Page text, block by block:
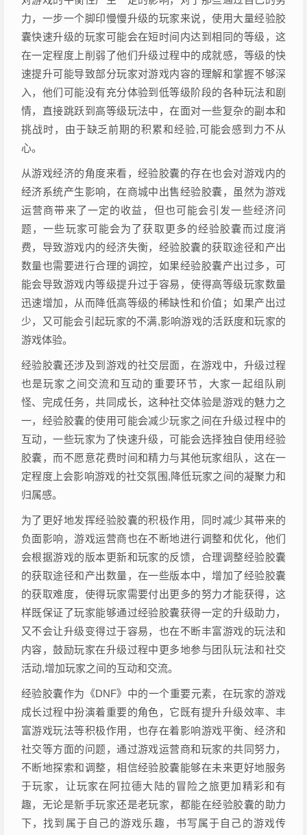
力，一步一个脚印慢慢升级的玩家来说，使用大量经验胶
囊快速升级的玩家可能会在短时间内达到相同的等级，这
在一定程度上削弱了他们升级过程中的成就感，等级的快
速提升可能导致部分玩家对游戏内容的理解和掌握不够深
入，他们可能没有充分体验到低等级阶段的各种玩法和剧
情，直接跳跃到高等级玩法中，在面对一些复杂的副本和
挑战时，由于缺乏前期的积累和经验,可能会感到力不从
心。
从游戏经济的角度来看，经验胶囊的存在也会对游戏内的
经济系统产生影响，在商城中出售经验胶囊，虽然为游戏
运营商带来了一定的收益，但也可能会引发一些经济问
题，一些玩家可能会为了获取更多的经验胶囊而过度消
费，导致游戏内的经济失衡，经验胶囊的获取途径和产出
数量也需要进行合理的调控，如果经验胶囊产出过多，可
能会导致游戏内等级提升过于容易，使得高等级玩家数量
迅速增加，从而降低高等级的稀缺性和价值；如果产出过
少，又可能会引起玩家的不满,影响游戏的活跃度和玩家的
游戏体验。
经验胶囊还涉及到游戏的社交层面，在游戏中，升级过程
也是玩家之间交流和互动的重要环节，大家一起组队刷
怪、完成任务，共同成长，这种社交体验是游戏的魅力之
一，经验胶囊的使用可能会减少玩家之间在升级过程中的
互动，一些玩家为了快速升级，可能会选择独自使用经验
胶囊，而不愿意花费时间和精力与其他玩家组队，这在一
定程度上会影响游戏的社交氛围,降低玩家之间的凝聚力和
归属感。
为了更好地发挥经验胶囊的积极作用，同时减少其带来的
负面影响，游戏运营商也在不断地进行调整和优化，他们
会根据游戏的版本更新和玩家的反馈，合理调整经验胶囊
的获取途径和产出数量，在一些版本中，增加了经验胶囊
的获取难度，使得玩家需要付出更多的努力才能获得，这
样既保证了玩家能够通过经验胶囊获得一定的升级助力，
又不会让升级变得过于容易，也在不断丰富游戏的玩法和
内容，鼓励玩家在升级过程中更多地参与团队玩法和社交
活动,增加玩家之间的互动和交流。
经验胶囊作为《DNF》中的一个重要元素，在玩家的游戏
成长过程中扮演着重要的角色，它既有提升升级效率、丰
富游戏玩法等积极作用，也存在着影响游戏平衡、经济和
社交等方面的问题，通过游戏运营商和玩家的共同努力，
不断地探索和调整，相信经验胶囊能够在未来更好地服务
于玩家，让玩家在阿拉德大陆的冒险之旅更加精彩和有
趣，无论是新手玩家还是老玩家，都能在经验胶囊的助力
下，找到属于自己的游戏乐趣，书写属于自己的游戏传